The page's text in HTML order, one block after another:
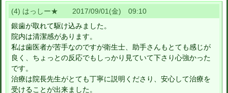
(4) はっしー★ 2017/09/01(金) 09:10
銀歯が取れて駆け込みました。
院内は清潔感があります。
私は歯医者が苦手なのですが衛生士、助手さんもとても感じが
良く、ちょっとの反応でもしっかり見ていて下さり心強かった
です。
治療は院長先生がとても丁寧に説明くださり、安心して治療を
受けることが出来ました。